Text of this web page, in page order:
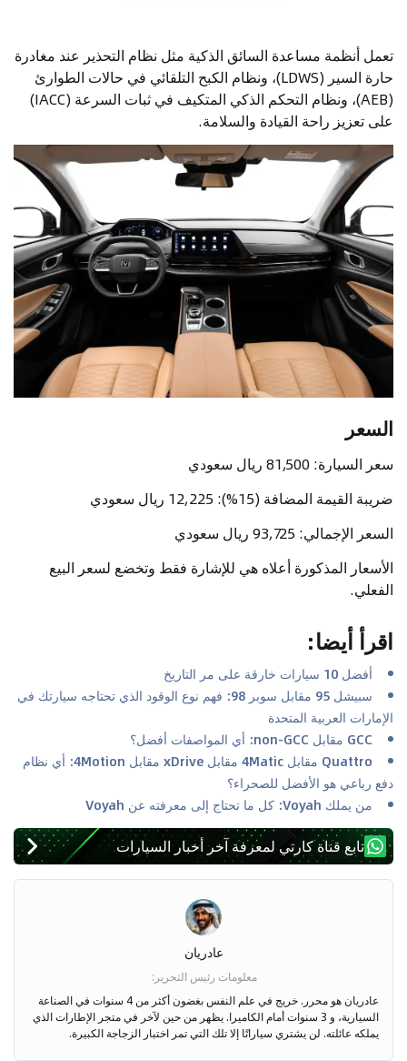
تعمل أنظمة مساعدة السائق الذكية مثل نظام التحذير عند مغادرة
حارة السير (LDWS)، ونظام الكبح التلقائي في حالات الطوارئ
(AEB)، ونظام التحكم الذكي المتكيف في ثبات السرعة (IACC)
على تعزيز راحة القيادة والسلامة.
السعر
سعر السيارة: 81,500 ريال سعودي
ضريبة القيمة المضافة (15%): 12,225 ريال سعودي
السعر الإجمالي: 93,725 ريال سعودي
الأسعار المذكورة أعلاه هي للإشارة فقط وتخضع لسعر البيع
الفعلي.
اقرأ أيضا:
أفضل 10 سيارات خارقة على مر التاريخ
سبيشل 95 مقابل سوبر 98: فهم نوع الوقود الذي تحتاجه سيارتك في
الإمارات العربية المتحدة
GCC مقابل non-GCC: أي المواصفات أفضل؟
Quattro مقابل 4Matic مقابل xDrive مقابل 4Motion: أي نظام
دفع رباعي هو الأفضل للصحراء؟
من يملك Voyah: كل ما تحتاج إلى معرفته عن Voyah
تابع قناة كارتي لمعرفة آخر أخبار السيارات
عادريان
معلومات رئيس التحرير :
عادريان هو محرر. خريج في علم النفس بغضون أكثر من 4 سنوات في الصناعة
السيارية، و 3 سنوات أمام الكاميرا. يظهر من حين لآخر في متجر الإطارات الذي
يملكه عائلته. لن يشتري سياراتًا إلا تلك التي تمر اختبار الزجاجة الكبيرة.